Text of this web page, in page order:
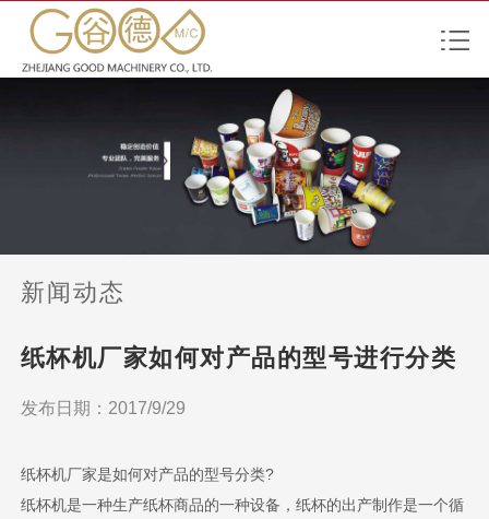
新闻动态
纸杯机厂家如何对产品的型号进行分类
发布日期：2017/9/29
纸杯机厂家是如何对产品的型号分类?
纸杯机是一种生产纸杯商品的一种设备，纸杯的出产制作是一个循